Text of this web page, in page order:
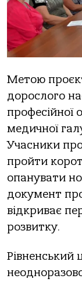
Метою
дорослого
професійної
медичної
Учасники
пройти
опанувати
документ
відкриває
розвитку.